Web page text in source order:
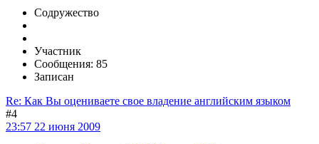
Содружество
Участник
Сообщения: 85
Записан
Re: Как Вы оцениваете свое владение английским языком
#4
23:57 22 июня 2009